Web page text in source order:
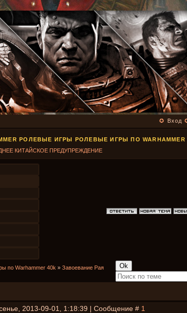
✪ Вход
РОЛЕВЫЕ ИГРЫ РОЛЕВЫЕ ИГРЫ ПО WARHAMMER
КИТАЙСКОЕ ПРЕДУПРЕЖДЕНИЕ
по Warhammer 40k » Завоевание Рая
2013-09-01, 1:18:39 | Сообщение # 1